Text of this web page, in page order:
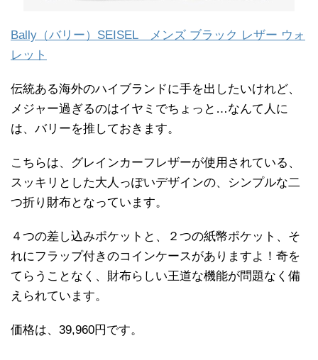
Bally（バリー）SEISEL メンズ ブラック レザー ウォ
レット
伝統ある海外のハイブランドに手を出したいけれど、
メジャー過ぎるのはイヤミでちょっと…なんて人に
は、バリーを推しておきます。
こちらは、グレインカーフレザーが使用されている、
スッキリとした大人っぽいデザインの、シンプルな二
つ折り財布となっています。
４つの差し込みポケットと、２つの紙幣ポケット、そ
れにフラップ付きのコインケースがありますよ！奇を
てらうことなく、財布らしい王道な機能が問題なく備
えられています。
価格は、39,960円です。